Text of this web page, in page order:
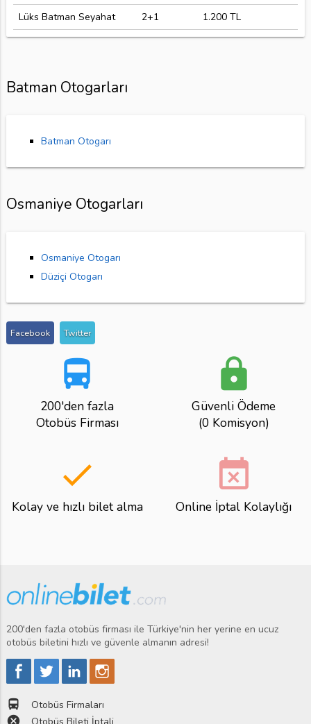
Lüks Batman Seyahat
2+1 1.200 TL
Batman Otogarları
Batman Otogarı
Osmaniye Otogarları
Osmaniye Otogarı
Düziçi Otogarı
Facebook Twitter
directions_bus
200'den fazla
Otobüs Firması
lock
Güvenli Ödeme
(0 Komisyon)
done
Kolay ve hızlı bilet alma
event_busy
Online İptal Kolaylığı
200'den fazla otobüs firması ile Türkiye'nin her yerine en ucuz
otobüs biletini hızlı ve güvenle almanın adresi!
directions_bus Otobüs Firmaları
cancel